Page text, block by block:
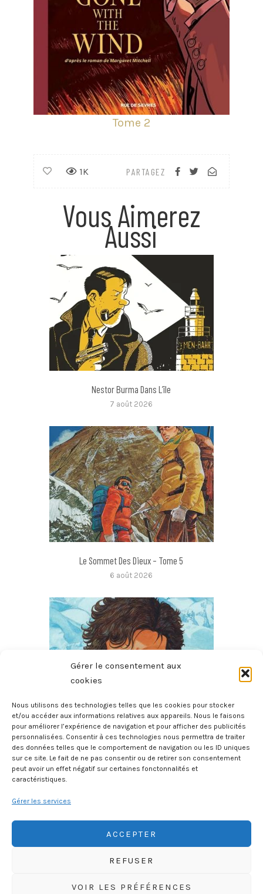
Gérer le consentement aux
cookies
Nous utilisons des technologies telles que les cookies pour stocker
et/ou accéder aux informations relatives aux appareils. Nous le faisons
pour améliorer l’expérience de navigation et pour afficher des publicités
personnalisées. Consentir à ces technologies nous permettra de traiter
des données telles que le comportement de navigation ou les ID uniques
sur ce site. Le fait de ne pas consentir ou de retirer son consentement
peut avoir un effet négatif sur certaines fonctonnalités et
caractéristiques.
Gérer les services
ACCEPTER
REFUSER
VOIR LES PRÉFÉRENCES
Tome 2
PARTAGEZ
1K
Vous Aimerez
Aussi
Nestor Burma Dans L’île
7 août 2026
Le Sommet Des Dieux – Tome 5
6 août 2026
Le Sommet Des Dieux – Tome 4
6 août 2026
HISTOIRE, GÉOGRAPHIE, SCIENCES, LITTÉRATURE EN BD